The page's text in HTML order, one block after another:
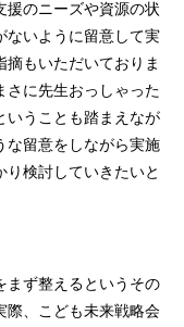
援のニーズや資源の状
ないように留意して実
もいただいておりま
さに先生おっしゃった
いうことも踏まえなが
な留意をしながら実施
検討していきたいと
まず整えるというその
際、こども未来戦略会